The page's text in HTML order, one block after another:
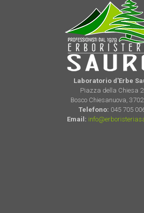
Laboratorio d'Erbe
Piazza della Chiesa
Bosco Chiesanuova,
Telefono: 045 705
Email: